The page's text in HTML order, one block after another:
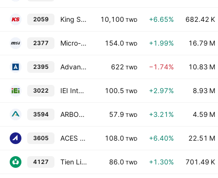
2059 King Slide Works Co., Ltd. 10,100 TWD +6.65% 682.42 K
2377 Micro-Star International Co., Ltd. 154.0 TWD +1.99% 16.79 M
2395 Advantech Co., Ltd. 622 TWD −1.74% 10.83 M
3022 IEI Integration Corporation 100.5 TWD +2.97% 8.93 M
3594 ARBOR Technology Corp. 57.9 TWD +3.21% 4.59 M
3605 ACES Electronics Co., Ltd. 108.0 TWD +6.40% 22.51 M
4127 Tien Liang Biotech Co., Ltd. 86.0 TWD +1.30% 701.49 K